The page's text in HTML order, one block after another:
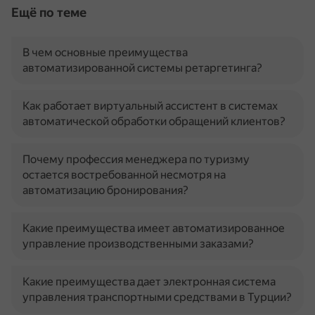
Ещё по теме
В чем основные преимущества
автоматизированной системы ретаргетинга?
Как работает виртуальный ассистент в системах
автоматической обработки обращений клиентов?
Почему профессия менеджера по туризму
остается востребованной несмотря на
автоматизацию бронирования?
Какие преимущества имеет автоматизированное
управление производственными заказами?
Какие преимущества дает электронная система
управления транспортными средствами в Турции?